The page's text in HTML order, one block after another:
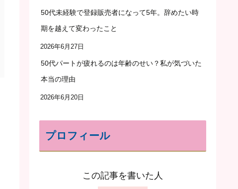
50代未経験で登録販売者になって5年。辞めたい時
期を越えて変わったこと
2026年6月27日
50代パートが疲れるのは年齢のせい？私が気づいた
本当の理由
2026年6月20日
プロフィール
この記事を書いた人